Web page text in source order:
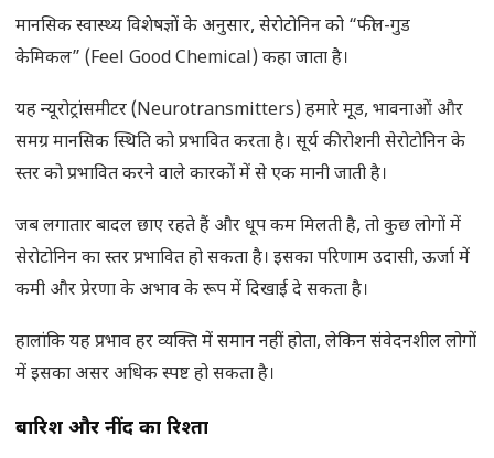
मानसिक स्वास्थ्य विशेषज्ञों के अनुसार, सेरोटोनिन को “फील-गुड
केमिकल” (Feel Good Chemical) कहा जाता है।
यह न्यूरोट्रांसमीटर (Neurotransmitters) हमारे मूड, भावनाओं और
समग्र मानसिक स्थिति को प्रभावित करता है। सूर्य की रोशनी सेरोटोनिन के
स्तर को प्रभावित करने वाले कारकों में से एक मानी जाती है।
जब लगातार बादल छाए रहते हैं और धूप कम मिलती है, तो कुछ लोगों में
सेरोटोनिन का स्तर प्रभावित हो सकता है। इसका परिणाम उदासी, ऊर्जा में
कमी और प्रेरणा के अभाव के रूप में दिखाई दे सकता है।
हालांकि यह प्रभाव हर व्यक्ति में समान नहीं होता, लेकिन संवेदनशील लोगों
में इसका असर अधिक स्पष्ट हो सकता है।
बारिश और नींद का रिश्ता